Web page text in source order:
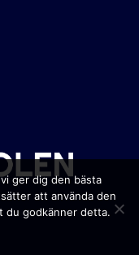
ger dig den bästa
att använda den
du godkänner detta.